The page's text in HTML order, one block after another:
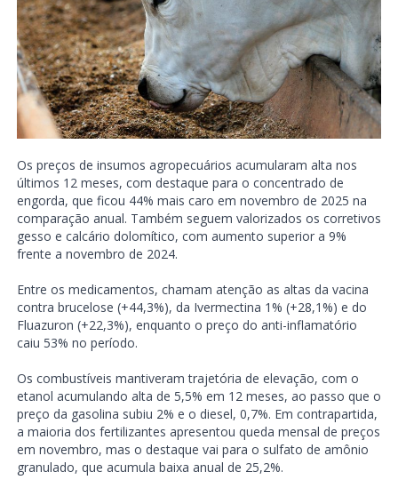
Os preços de insumos agropecuários acumularam alta nos
últimos 12 meses, com destaque para o concentrado de
engorda, que ficou 44% mais caro em novembro de 2025 na
comparação anual. Também seguem valorizados os corretivos
gesso e calcário dolomítico, com aumento superior a 9%
frente a novembro de 2024.
Entre os medicamentos, chamam atenção as altas da vacina
contra brucelose (+44,3%), da Ivermectina 1% (+28,1%) e do
Fluazuron (+22,3%), enquanto o preço do anti-inflamatório
caiu 53% no período.
Os combustíveis mantiveram trajetória de elevação, com o
etanol acumulando alta de 5,5% em 12 meses, ao passo que o
preço da gasolina subiu 2% e o diesel, 0,7%. Em contrapartida,
a maioria dos fertilizantes apresentou queda mensal de preços
em novembro, mas o destaque vai para o sulfato de amônio
granulado, que acumula baixa anual de 25,2%.